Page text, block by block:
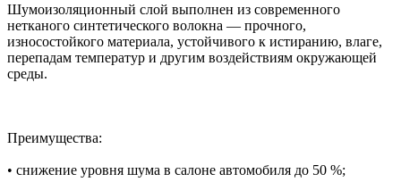
Шумоизоляционный слой выполнен из современного
нетканого синтетического волокна — прочного,
износостойкого материала, устойчивого к истиранию, влаге,
перепадам температур и другим воздействиям окружающей
среды.
Преимущества:
• снижение уровня шума в салоне автомобиля до 50 %;